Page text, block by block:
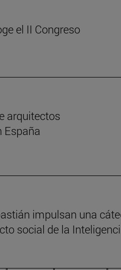
el II Congreso
arquitectos
España
impulsan una
social de la